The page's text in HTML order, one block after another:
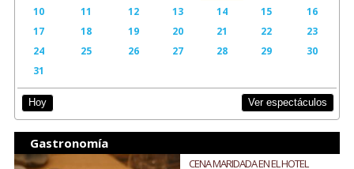
10
11 12 13 14 15
16
17
18 19 20 21 22
23
24
25 26 27 28 29
30
31
Hoy Ver espectáculos
Gastronomía
CENA MARIDADA EN EL HOTEL